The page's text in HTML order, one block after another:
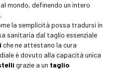
al mondo, definendo un intero
la semplicità possa tradursi in
sanitaria dal taglio essenziale
che ne attestano la cura
è dovuto alla capacità unica
grazie a un taglio